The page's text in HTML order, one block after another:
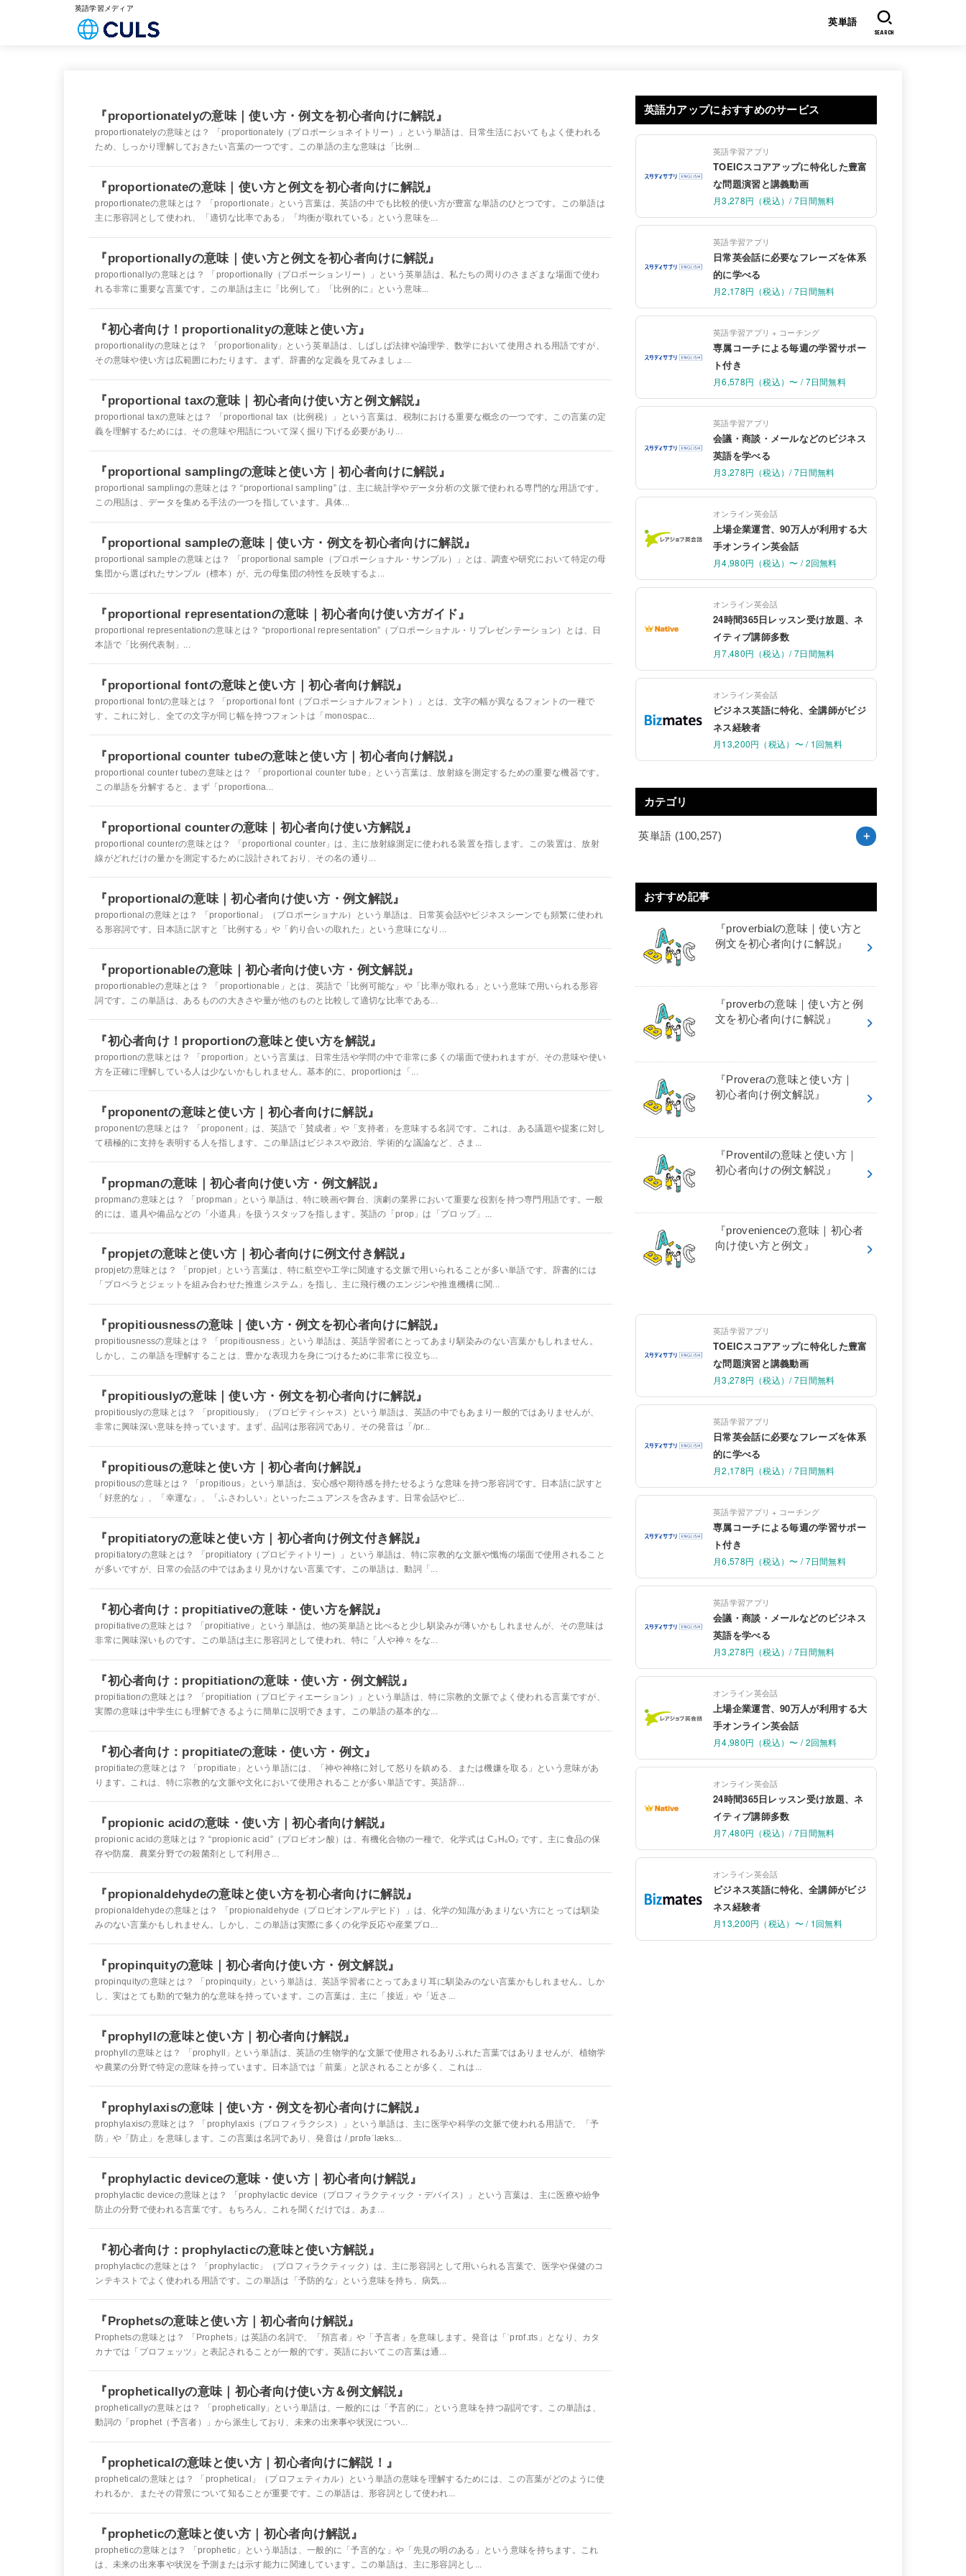
英語学習メディア
英単語
SEARCH
『proportionatelyの意味｜使い方・例文を初心者向けに解説』
proportionatelyの意味とは？ 「proportionately（プロポーショネイトリー）」という単語は、日常生活においてもよく使われる
ため、しっかり理解しておきたい言葉の一つです。この単語の主な意味は「比例...
『proportionateの意味｜使い方と例文を初心者向けに解説』
proportionateの意味とは？ 「proportionate」という言葉は、英語の中でも比較的使い方が豊富な単語のひとつです。この単語は
主に形容詞として使われ、「適切な比率である」「均衡が取れている」という意味を...
『proportionallyの意味｜使い方と例文を初心者向けに解説』
proportionallyの意味とは？ 「proportionally（プロポーションリー）」という英単語は、私たちの周りのさまざまな場面で使わ
れる非常に重要な言葉です。この単語は主に「比例して」「比例的に」という意味...
『初心者向け！proportionalityの意味と使い方』
proportionalityの意味とは？ 「proportionality」という英単語は、しばしば法律や論理学、数学において使用される用語ですが、
その意味や使い方は広範囲にわたります。まず、辞書的な定義を見てみましょ...
『proportional taxの意味｜初心者向け使い方と例文解説』
proportional taxの意味とは？ 「proportional tax（比例税）」という言葉は、税制における重要な概念の一つです。この言葉の定
義を理解するためには、その意味や用語について深く掘り下げる必要があり...
『proportional samplingの意味と使い方｜初心者向けに解説』
proportional samplingの意味とは？ “proportional sampling” は、主に統計学やデータ分析の文脈で使われる専門的な用語です。
この用語は、データを集める手法の一つを指しています。具体...
『proportional sampleの意味｜使い方・例文を初心者向けに解説』
proportional sampleの意味とは？ 「proportional sample（プロポーショナル・サンプル）」とは、調査や研究において特定の母
集団から選ばれたサンプル（標本）が、元の母集団の特性を反映するよ...
『proportional representationの意味｜初心者向け使い方ガイド』
proportional representationの意味とは？ “proportional representation”（プロポーショナル・リプレゼンテーション）とは、日
本語で「比例代表制」...
『proportional fontの意味と使い方｜初心者向け解説』
proportional fontの意味とは？ 「proportional font（プロポーショナルフォント）」とは、文字の幅が異なるフォントの一種で
す。これに対し、全ての文字が同じ幅を持つフォントは「monospac...
『proportional counter tubeの意味と使い方｜初心者向け解説』
proportional counter tubeの意味とは？ 「proportional counter tube」という言葉は、放射線を測定するための重要な機器です。
この単語を分解すると、まず「proportiona...
『proportional counterの意味｜初心者向け使い方解説』
proportional counterの意味とは？ 「proportional counter」は、主に放射線測定に使われる装置を指します。この装置は、放射
線がどれだけの量かを測定するために設計されており、その名の通り...
『proportionalの意味｜初心者向け使い方・例文解説』
proportionalの意味とは？ 「proportional」（プロポーショナル）という単語は、日常英会話やビジネスシーンでも頻繁に使われ
る形容詞です。日本語に訳すと「比例する」や「釣り合いの取れた」という意味になり...
『proportionableの意味｜初心者向け使い方・例文解説』
proportionableの意味とは？ 「proportionable」とは、英語で「比例可能な」や「比率が取れる」という意味で用いられる形容
詞です。この単語は、あるものの大きさや量が他のものと比較して適切な比率である...
『初心者向け！proportionの意味と使い方を解説』
proportionの意味とは？ 「proportion」という言葉は、日常生活や学問の中で非常に多くの場面で使われますが、その意味や使い
方を正確に理解している人は少ないかもしれません。基本的に、proportionは「...
『proponentの意味と使い方｜初心者向けに解説』
proponentの意味とは？ 「proponent」は、英語で「賛成者」や「支持者」を意味する名詞です。これは、ある議題や提案に対し
て積極的に支持を表明する人を指します。この単語はビジネスや政治、学術的な議論など、さま...
『propmanの意味｜初心者向け使い方・例文解説』
propmanの意味とは？ 「propman」という単語は、特に映画や舞台、演劇の業界において重要な役割を持つ専門用語です。一般
的には、道具や備品などの「小道具」を扱うスタッフを指します。英語の「prop」は「プロップ」...
『propjetの意味と使い方｜初心者向けに例文付き解説』
propjetの意味とは？ 「propjet」という言葉は、特に航空や工学に関連する文脈で用いられることが多い単語です。辞書的には
「プロペラとジェットを組み合わせた推進システム」を指し、主に飛行機のエンジンや推進機構に関...
『propitiousnessの意味｜使い方・例文を初心者向けに解説』
propitiousnessの意味とは？ 「propitiousness」という単語は、英語学習者にとってあまり馴染みのない言葉かもしれません。
しかし、この単語を理解することは、豊かな表現力を身につけるために非常に役立ち...
『propitiouslyの意味｜使い方・例文を初心者向けに解説』
propitiouslyの意味とは？ 「propitiously」（プロピティシャス）という単語は、英語の中でもあまり一般的ではありませんが、
非常に興味深い意味を持っています。まず、品詞は形容詞であり、その発音は「/pr...
『propitiousの意味と使い方｜初心者向け解説』
propitiousの意味とは？ 「propitious」という単語は、安心感や期待感を持たせるような意味を持つ形容詞です。日本語に訳すと
「好意的な」、「幸運な」、「ふさわしい」といったニュアンスを含みます。日常会話やビ...
『propitiatoryの意味と使い方｜初心者向け例文付き解説』
propitiatoryの意味とは？ 「propitiatory（プロピティトリー）」という単語は、特に宗教的な文脈や懺悔の場面で使用されること
が多いですが、日常の会話の中ではあまり見かけない言葉です。この単語は、動詞「...
『初心者向け：propitiativeの意味・使い方を解説』
propitiativeの意味とは？ 「propitiative」という単語は、他の英単語と比べると少し馴染みが薄いかもしれませんが、その意味は
非常に興味深いものです。この単語は主に形容詞として使われ、特に「人や神々をな...
『初心者向け：propitiationの意味・使い方・例文解説』
propitiationの意味とは？ 「propitiation（プロピティエーション）」という単語は、特に宗教的文脈でよく使われる言葉ですが、
実際の意味は中学生にも理解できるように簡単に説明できます。この単語の基本的な...
『初心者向け：propitiateの意味・使い方・例文』
propitiateの意味とは？ 「propitiate」という単語には、「神や神格に対して怒りを鎮める、または機嫌を取る」という意味があ
ります。これは、特に宗教的な文脈や文化において使用されることが多い単語です。英語辞...
『propionic acidの意味・使い方｜初心者向け解説』
propionic acidの意味とは？ “propionic acid”（プロピオン酸）は、有機化合物の一種で、化学式は C₃H₆O₂ です。主に食品の保
存や防腐、農業分野での殺菌剤として利用さ...
『propionaldehydeの意味と使い方を初心者向けに解説』
propionaldehydeの意味とは？ 「propionaldehyde（プロピオンアルデヒド）」は、化学の知識があまりない方にとっては馴染
みのない言葉かもしれません。しかし、この単語は実際に多くの化学反応や産業プロ...
『propinquityの意味｜初心者向け使い方・例文解説』
propinquityの意味とは？ 「propinquity」という単語は、英語学習者にとってあまり耳に馴染みのない言葉かもしれません。しか
し、実はとても動的で魅力的な意味を持っています。この言葉は、主に「接近」や「近さ...
『prophyllの意味と使い方｜初心者向け解説』
prophyllの意味とは？ 「prophyll」という単語は、英語の生物学的な文脈で使用されるありふれた言葉ではありませんが、植物学
や農業の分野で特定の意味を持っています。日本語では「前葉」と訳されることが多く、これは...
『prophylaxisの意味｜使い方・例文を初心者向けに解説』
prophylaxisの意味とは？ 「prophylaxis（プロフィラクシス）」という単語は、主に医学や科学の文脈で使われる用語で、「予
防」や「防止」を意味します。この言葉は名詞であり、発音は /ˌprɒfəˈlæks...
『prophylactic deviceの意味・使い方｜初心者向け解説』
prophylactic deviceの意味とは？ 「prophylactic device（プロフィラクティック・デバイス）」という言葉は、主に医療や紛争
防止の分野で使われる言葉です。もちろん、これを聞くだけでは、あま...
『初心者向け：prophylacticの意味と使い方解説』
prophylacticの意味とは？ 「prophylactic」（プロフィラクティック）は、主に形容詞として用いられる言葉で、医学や保健のコ
ンテキストでよく使われる用語です。この単語は「予防的な」という意味を持ち、病気...
『Prophetsの意味と使い方｜初心者向け解説』
Prophetsの意味とは？ 「Prophets」は英語の名詞で、「預言者」や「予言者」を意味します。発音は「ˈprɒf.ɪts」となり、カタ
カナでは「プロフェッツ」と表記されることが一般的です。英語においてこの言葉は通...
『propheticallyの意味｜初心者向け使い方＆例文解説』
propheticallyの意味とは？ 「prophetically」という単語は、一般的には「予言的に」という意味を持つ副詞です。この単語は、
動詞の「prophet（予言者）」から派生しており、未来の出来事や状況につい...
『propheticalの意味と使い方｜初心者向けに解説！』
propheticalの意味とは？ 「prophetical」（プロフェティカル）という単語の意味を理解するためには、この言葉がどのように使
われるか、またその背景について知ることが重要です。この単語は、形容詞として使われ...
『propheticの意味と使い方｜初心者向け解説』
propheticの意味とは？ 「prophetic」という単語は、一般的に「予言的な」や「先見の明のある」という意味を持ちます。これ
は、未来の出来事や状況を予測または示す能力に関連しています。この単語は、主に形容詞とし...
英語力アップにおすすめのサービス
英語学習アプリ
TOEICスコアアップに特化した豊富
な問題演習と講義動画
月3,278円（税込）/ 7日間無料
英語学習アプリ
日常英会話に必要なフレーズを体系
的に学べる
月2,178円（税込）/ 7日間無料
英語学習アプリ + コーチング
専属コーチによる毎週の学習サポー
ト付き
月6,578円（税込）〜 / 7日間無料
英語学習アプリ
会議・商談・メールなどのビジネス
英語を学べる
月3,278円（税込）/ 7日間無料
オンライン英会話
上場企業運営、90万人が利用する大
手オンライン英会話
月4,980円（税込）〜 / 2回無料
オンライン英会話
24時間365日レッスン受け放題、ネ
イティブ講師多数
月7,480円（税込）/ 7日間無料
オンライン英会話
ビジネス英語に特化、全講師がビジ
ネス経験者
月13,200円（税込）〜 / 1回無料
カテゴリ
英単語 (100,257)
おすすめ記事
『proverbialの意味｜使い方と
例文を初心者向けに解説』
『proverbの意味｜使い方と例
文を初心者向けに解説』
『Proveraの意味と使い方｜
初心者向け例文解説』
『Proventilの意味と使い方｜
初心者向けの例文解説』
『provenienceの意味｜初心者
向け使い方と例文』
英語学習アプリ
TOEICスコアアップに特化した豊富
な問題演習と講義動画
月3,278円（税込）/ 7日間無料
英語学習アプリ
日常英会話に必要なフレーズを体系
的に学べる
月2,178円（税込）/ 7日間無料
英語学習アプリ + コーチング
専属コーチによる毎週の学習サポー
ト付き
月6,578円（税込）〜 / 7日間無料
英語学習アプリ
会議・商談・メールなどのビジネス
英語を学べる
月3,278円（税込）/ 7日間無料
オンライン英会話
上場企業運営、90万人が利用する大
手オンライン英会話
月4,980円（税込）〜 / 2回無料
オンライン英会話
24時間365日レッスン受け放題、ネ
イティブ講師多数
月7,480円（税込）/ 7日間無料
オンライン英会話
ビジネス英語に特化、全講師がビジ
ネス経験者
月13,200円（税込）〜 / 1回無料